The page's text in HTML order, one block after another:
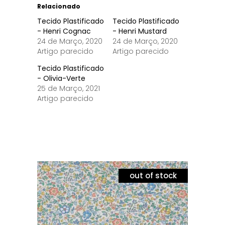
Relacionado
Tecido Plastificado
- Henri Cognac
24 de Março, 2020
Artigo parecido
Tecido Plastificado
- Henri Mustard
24 de Março, 2020
Artigo parecido
Tecido Plastificado
- Olivia-Verte
25 de Março, 2021
Artigo parecido
out of stock